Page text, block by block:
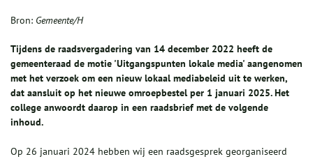
Bron: Gemeente/H
Tijdens de raadsvergadering van 14 december 2022 heeft de
gemeenteraad de motie 'Uitgangspunten lokale media' aangenomen
met het verzoek om een nieuw lokaal mediabeleid uit te werken,
dat aansluit op het nieuwe omroepbestel per 1 januari 2025. Het
college anwoordt daarop in een raadsbrief met de volgende
inhoud.
Op 26 januari 2024 hebben wij een raadsgesprek georganiseerd